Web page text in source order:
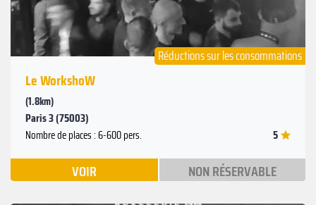
Réductions sur les consommations
Le WorkshoW
(1.8km)
Paris 3 (75003)
Nombre de places : 6-600 pers. 5
VOIR NON RÉSERVABLE